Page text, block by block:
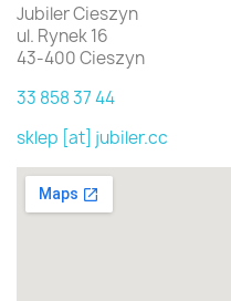
Jubiler Cieszyn
ul. Rynek 16
43-400 Cieszyn
33 858 37 44
sklep [at] jubiler.cc